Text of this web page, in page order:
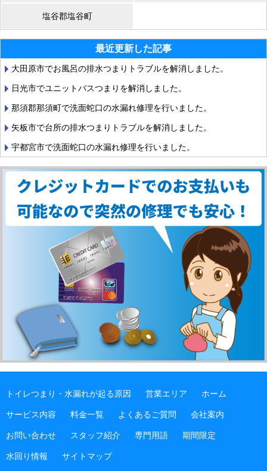
塩谷郡塩谷町
最近更新した記事
大田原市でお風呂の排水つまりトラブルを解消しました。
日光市でユニットバスつまりを解消しました。
那須郡那須町で洗面蛇口の水漏れ修理を行いました。
矢板市で台所の排水つまりトラブルを解消しました。
宇都宮市で洗面蛇口の水漏れ修理を行いました。
トイレつまり・水漏れが起る原因 営業エリア ホーム
サービス内容 料金一覧 よくあるご質問 会社案内
お問い合わせ スタッフ紹介 専門用語 期間限定
水回り情報 サイトマップ